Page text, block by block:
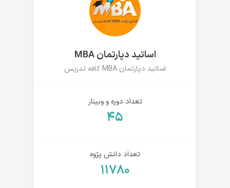
اساتید دپارتمان MBA
اساتید دپارتمان MBA کافه تدریس
تعداد دوره و وبینار
۴۵
تعداد دانش پژوه
۱۱۷۸۰